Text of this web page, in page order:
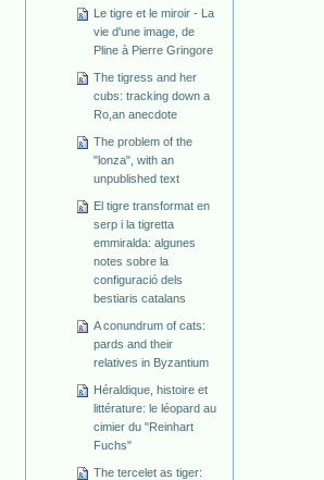
Le tigre et le miroir - La
vie d'une image, de
Pline à Pierre Gringore
The tigress and her
cubs: tracking down a
Ro,an anecdote
The problem of the
"lonza", with an
unpublished text
El tigre transformat en
serp i la tigretta
emmiralda: algunes
notes sobre la
configuració dels
bestiaris catalans
A conundrum of cats:
pards and their
relatives in Byzantium
Héraldique, histoire et
littérature: le léopard au
cimier du "Reinhart
Fuchs"
The tercelet as tiger: